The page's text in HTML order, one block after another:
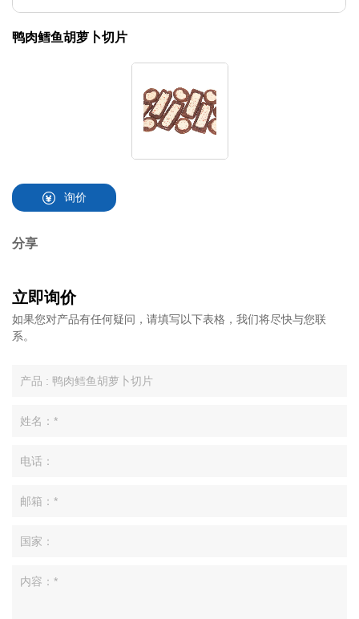
鸭肉鳕鱼胡萝卜切片
询价
分享
立即询价
如果您对产品有任何疑问，请填写以下表格，我们将尽快与您联
系。